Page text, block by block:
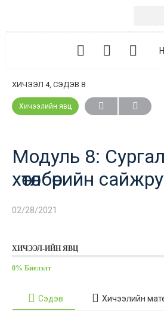
ХИЧЭЭЛ 4, СЭДЭВ 8
Хичээлийн явц
Модуль 8:
хөтөлбөрийн
02/28/2021
ХИЧЭЭЛ-ИЙН ЯВЦ
0% Биелэлт
Сэдэв Хичээлийн